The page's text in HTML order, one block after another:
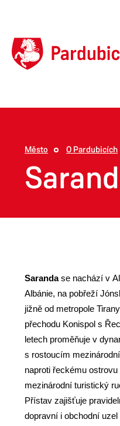
Město O Pardubicích
Sarandase nachází v
Albánie, na pobřeží
jižně od metropole
přechodu Konispol s
letech proměňuje v
s rostoucím
naproti řeckému
mezinárodní turistický
Přístav zajišťuje
dopravní i obchodní